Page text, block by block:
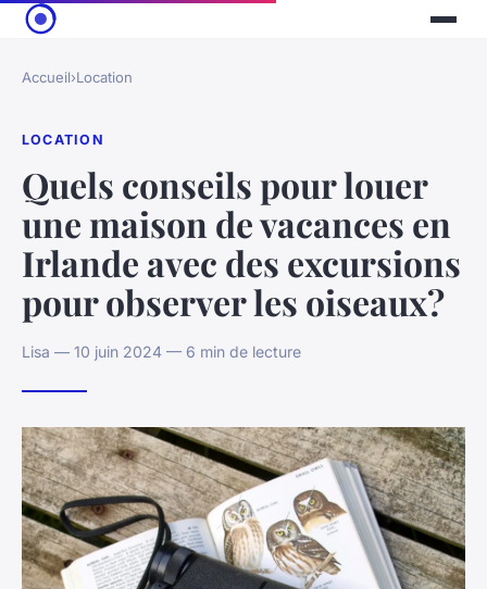
Accueil›Location
LOCATION
Quels conseils pour louer
une maison de vacances en
Irlande avec des excursions
pour observer les oiseaux?
Lisa — 10 juin 2024 — 6 min de lecture